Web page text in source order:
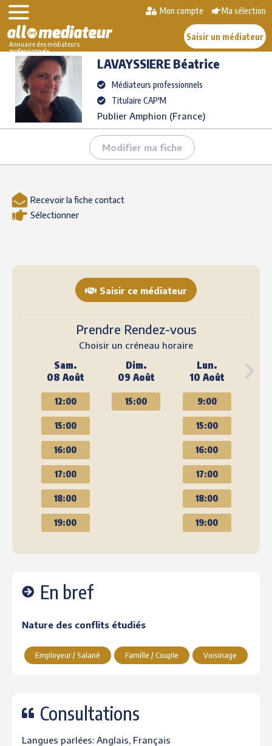
Skip
content
Annuaire des médiateurs
professionnels
Mon compte Ma sélection
Saisir un médiateur
AlloMediateur
Béatrice
LAVAYSSIERE Béatrice
Médiateurs professionnels
Titulaire CAP'M
Publier Amphion (France)
Modifier ma fiche
Recevoir la fiche contact
Sélectionner
Saisir ce médiateur
Prendre Rendez-vous
Choisir un créneau horaire
Sam.
08 Août
12:00
15:00
16:00
17:00
18:00
19:00
Dim.
09 Août
15:00
Lun.
10 Août
9:00
15:00
16:00
17:00
18:00
19:00
En bref
Nature des conflits étudiés
Employeur / Salarié Famille / Couple Voisinage
Consultations
Langues parlées: Anglais, Français